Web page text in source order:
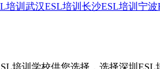
培训 武汉ESL培训 长沙ESL培训 宁波
培训学校供您选择，选择深圳ESL